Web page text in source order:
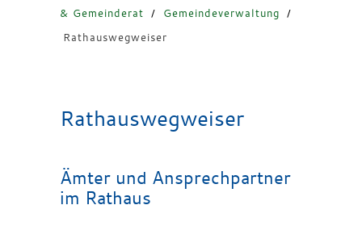
& Gemeinderat
/ Gemeindeverwaltung
/
Rathauswegweiser
Rathauswegweiser
Ämter und Ansprechpartner
im Rathaus